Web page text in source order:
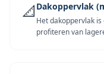
📐 Dakoppervlak
Het dakoppervlak
profiteren van